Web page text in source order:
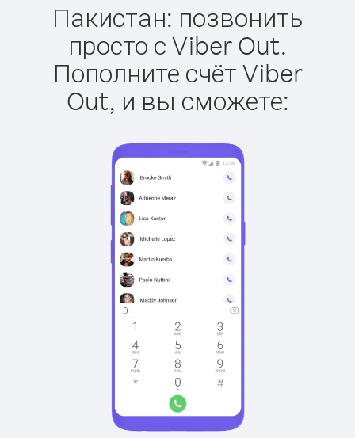
Пакистан: позвонить
просто с Viber Out.
Пополните счёт Viber
Out, и вы сможете: